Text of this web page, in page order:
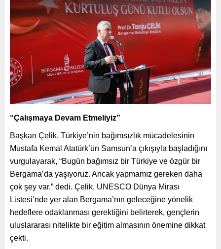
“Çalışmaya Devam Etmeliyiz”
Başkan Çelik, Türkiye’nin bağımsızlık mücadelesinin
Mustafa Kemal Atatürk’ün Samsun’a çıkışıyla başladığını
vurgulayarak, “Bugün bağımsız bir Türkiye ve özgür bir
Bergama’da yaşıyoruz. Ancak yapmamız gereken daha
çok şey var,” dedi. Çelik, UNESCO Dünya Mirası
Listesi’nde yer alan Bergama’nın geleceğine yönelik
hedeflere odaklanması gerektiğini belirterek, gençlerin
uluslararası nitelikte bir eğitim almasının önemine dikkat
çekti.